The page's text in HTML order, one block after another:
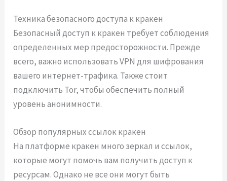
Техника безопасного доступа к кракен
Безопасный доступ к кракен требует соблюдения
определенных мер предосторожности. Прежде
всего, важно использовать VPN для шифрования
вашего интернет-трафика. Также стоит
подключить Tor, чтобы обеспечить полный
уровень анонимности.
Обзор популярных ссылок кракен
На платформе кракен много зеркал и ссылок,
которые могут помочь вам получить доступ к
ресурсам. Однако не все они могут быть